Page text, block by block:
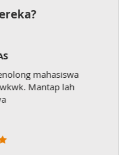
kirim dokumennya
jadi